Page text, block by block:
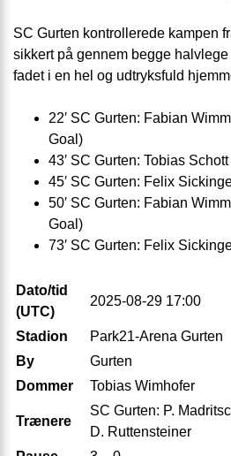
SC Gurten kontrollerede kampen
sikkert på gennem begge
fadet i en hel og udtryksfuld
22′ SC Gurten: Fabian
Goal)
43′ SC Gurten: Tobias
45′ SC Gurten: Felix
50′ SC Gurten: Fabian
Goal)
73′ SC Gurten: Felix
Dato/tid
(UTC)
2025-08-29 17:00
Stadion
Park21-Arena Gurten
By
Gurten
Dommer
Tobias Wimhofer
Trænere
SC Gurten: P.
D. Ruttensteiner